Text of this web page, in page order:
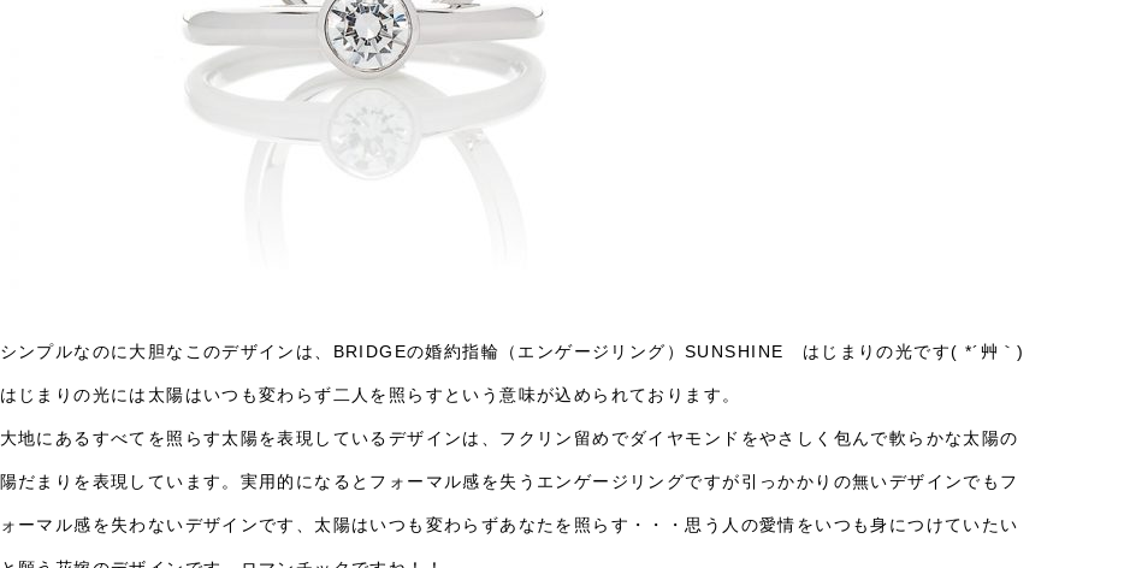
シンプルなのに大胆なこのデザインは、BRIDGEの婚約指輪（エンゲージリング）SUNSHINE はじまりの光です( *´艸｀)
はじまりの光には太陽はいつも変わらず二人を照らすという意味が込められております。
大地にあるすべてを照らす太陽を表現しているデザインは、フクリン留めでダイヤモンドをやさしく包んで軟らかな太陽の
陽だまりを表現しています。実用的になるとフォーマル感を失うエンゲージリングですが引っかかりの無いデザインでもフ
ォーマル感を失わないデザインです、太陽はいつも変わらずあなたを照らす・・・思う人の愛情をいつも身につけていたい